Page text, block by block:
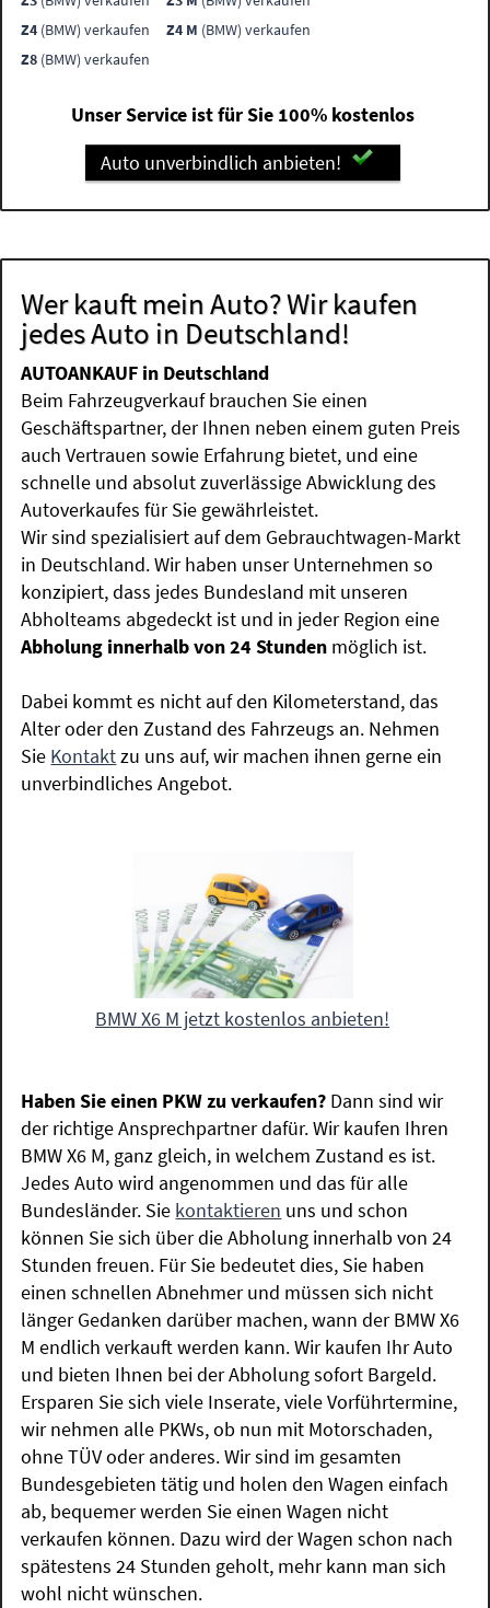
Z4 (BMW) verkaufen Z4 M (BMW) verkaufen
Z8 (BMW) verkaufen
Unser Service ist für Sie 100% kostenlos
Auto unverbindlich anbieten!
Wer kauft mein Auto? Wir kaufen
jedes Auto in Deutschland!
AUTOANKAUF in Deutschland
Beim Fahrzeugverkauf brauchen Sie einen
Geschäftspartner, der Ihnen neben einem guten Preis
auch Vertrauen sowie Erfahrung bietet, und eine
schnelle und absolut zuverlässige Abwicklung des
Autoverkaufes für Sie gewährleistet.
Wir sind spezialisiert auf dem Gebrauchtwagen-Markt
in Deutschland. Wir haben unser Unternehmen so
konzipiert, dass jedes Bundesland mit unseren
Abholteams abgedeckt ist und in jeder Region eine
Abholung innerhalb von 24 Stunden möglich ist.
Dabei kommt es nicht auf den Kilometerstand, das
Alter oder den Zustand des Fahrzeugs an. Nehmen
Sie Kontaktzu uns auf, wir machen ihnen gerne ein
unverbindliches Angebot.
BMW X6 M jetzt kostenlos anbieten!
Haben Sie einen PKW zu verkaufen? Dann sind wir
der richtige Ansprechpartner dafür. Wir kaufen Ihren
BMW X6 M, ganz gleich, in welchem Zustand es ist.
Jedes Auto wird angenommen und das für alle
Bundesländer. Sie kontaktieren uns und schon
können Sie sich über die Abholung innerhalb von 24
Stunden freuen. Für Sie bedeutet dies, Sie haben
einen schnellen Abnehmer und müssen sich nicht
länger Gedanken darüber machen, wann der BMW X6
M endlich verkauft werden kann. Wir kaufen Ihr Auto
und bieten Ihnen bei der Abholung sofort Bargeld.
Ersparen Sie sich viele Inserate, viele Vorführtermine,
wir nehmen alle PKWs, ob nun mit Motorschaden,
ohne TÜV oder anderes. Wir sind im gesamten
Bundesgebieten tätig und holen den Wagen einfach
ab, bequemer werden Sie einen Wagen nicht
verkaufen können. Dazu wird der Wagen schon nach
spätestens 24 Stunden geholt, mehr kann man sich
wohl nicht wünschen.